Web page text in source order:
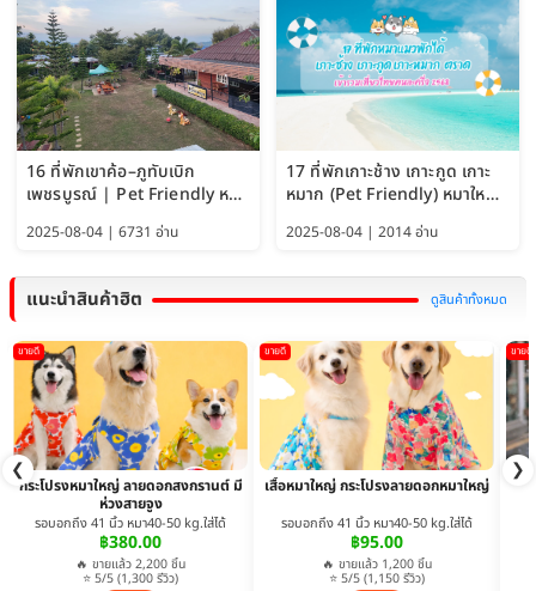
16 ที่พักเขาค้อ–ภูทับเบิก
เพชรบูรณ์ | Pet Friendly หมา
ใหญ่พักได้ อัพเดท 2569
2025-08-04 | 6731 อ่าน
17 ที่พักเกาะช้าง เกาะกูด เกาะ
หมาก (Pet Friendly) หมาใหญ่
พักได้ อัปเดต 2569
2025-08-04 | 2014 อ่าน
แนะนำสินค้าฮิต ดูสินค้าทั้งหมด
❮ ❯
ขายดี
กระโปรงหมาใหญ่ ลายดอกสงกรานต์ มี
ห่วงสายจูง
รอบอกถึง 41 นิ้ว หมา40-50 kg.ใส่ได้
฿380.00
🔥 ขายแล้ว 2,200 ชิ้น
⭐ 5/5 (1,300 รีวิว)
ขายดี
เสื้อหมาใหญ่ กระโปรงลายดอกหมาใหญ่
รอบอกถึง 41 นิ้ว หมา40-50 kg.ใส่ได้
฿95.00
🔥 ขายแล้ว 1,200 ชิ้น
⭐ 5/5 (1,150 รีวิว)
ขายดี